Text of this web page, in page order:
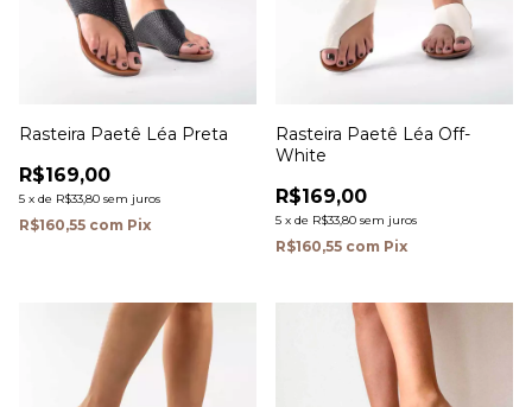
Rasteira Paetê Léa Preta
R$169,00
5 x de R$33,80 sem juros
R$160,55 com Pix
Rasteira Paetê Léa Off-
White
R$169,00
5 x de R$33,80 sem juros
R$160,55 com Pix